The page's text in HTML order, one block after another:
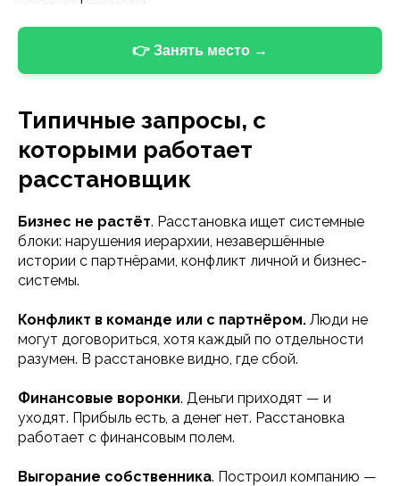
👉 Занять место →
Типичные запросы, с
которыми работает
расстановщик
Бизнес не растёт. Расстановка ищет системные
блоки: нарушения иерархии, незавершённые
истории с партнёрами, конфликт личной и бизнес-
системы.
Конфликт в команде или с партнёром. Люди не
могут договориться, хотя каждый по отдельности
разумен. В расстановке видно, где сбой.
Финансовые воронки. Деньги приходят — и
уходят. Прибыль есть, а денег нет. Расстановка
работает с финансовым полем.
Выгорание собственника. Построил компанию —